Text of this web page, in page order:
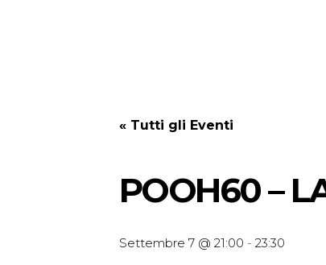
« Tutti gli Eventi
POOH60 –
Settembre 7 @ 21:00 - 23:30